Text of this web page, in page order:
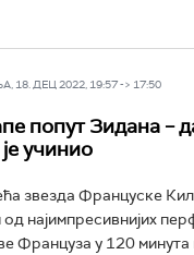
18. ДЕЦ 2022, 19:57 -> 17:50
попут Зидана –
учинио
звезда Француске
од најимпресивнијих
Француза у 120 минута